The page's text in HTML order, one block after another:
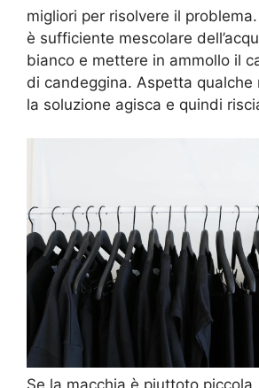
migliori per risolvere il
è sufficiente mescolare
bianco e mettere in ammollo il
di candeggina. Aspetta qualche
la soluzione agisca e quindi
Se la macchia è piuttoto